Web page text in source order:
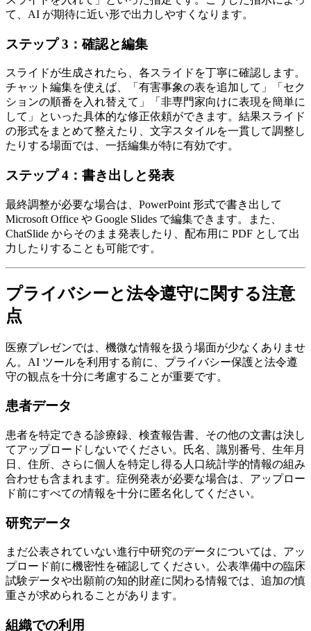
て、AI が期待に近い形で出力しやすくなります。
ステップ 3：確認と編集
スライドが生成されたら、各スライドを丁寧に確認します。
チャット編集を使えば、「有害事象の表を追加して」「セク
ションの順番を入れ替えて」「非専門家向けに表現を簡単に
して」といった具体的な修正依頼ができます。結果スライド
の形式をまとめて整えたり、文字スタイルを一貫して調整し
たりする場面では、一括編集が特に有効です。
ステップ 4：書き出しと発表
最終調整が必要な場合は、PowerPoint 形式で書き出して
Microsoft Office や Google Slides で編集できます。また、
ChatSlide からそのまま発表したり、配布用に PDF として出
力したりすることも可能です。
プライバシーと法令遵守に関する注意
点
医療プレゼンでは、機微な情報を扱う場面が少なくありませ
ん。AI ツールを利用する前に、プライバシー保護と法令遵
守の観点を十分に考慮することが重要です。
患者データ
患者を特定できる診療録、検査報告書、その他の文書は決し
てアップロードしないでください。氏名、識別番号、生年月
日、住所、さらに個人を特定し得る人口統計学的情報の組み
合わせも含まれます。症例発表が必要な場合は、アップロー
ド前にすべての情報を十分に匿名化してください。
研究データ
まだ公表されていない進行中研究のデータについては、アッ
プロード前に機密性を確認してください。公表準備中の臨床
試験データや出願前の知的財産に関わる情報では、追加の慎
重さが求められることがあります。
組織での利用